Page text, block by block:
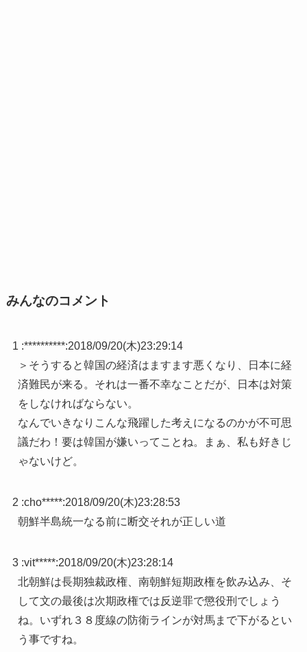
みんなのコメント
1 :**********:2018/09/20(木)23:29:14
＞そうすると韓国の経済はますます悪くなり、日本に経
済難民が来る。それは一番不幸なことだが、日本は対策
をしなければならない。
なんでいきなりこんな飛躍した考えになるのかが不可思
議だわ！要は韓国が嫌いってことね。まぁ、私も好きじ
ゃないけど。
2 :cho*****:2018/09/20(木)23:28:53
朝鮮半島統一なる前に断交それが正しい道
3 :vit*****:2018/09/20(木)23:28:14
北朝鮮は長期独裁政権、南朝鮮短期政権を飲み込み、そ
して文の最後は次期政権では反逆罪で懲役刑でしょう
ね。いずれ３８度線の防衛ラインが対馬まで下がるとい
う事ですね。